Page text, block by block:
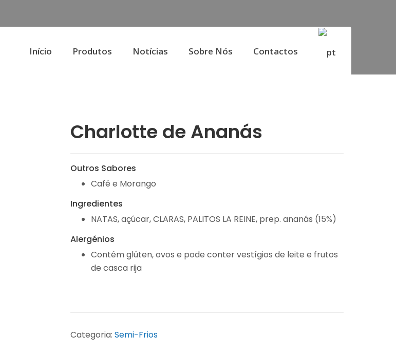
Início Produtos Notícias Sobre Nós Contactos
Charlotte de Ananás
Outros Sabores
Café e Morango
Ingredientes
NATAS, açúcar, CLARAS, PALITOS LA REINE, prep. ananás (15%)
Alergénios
Contém glúten, ovos e pode conter vestígios de leite e frutos
de casca rija
Categoria:Semi-Frios